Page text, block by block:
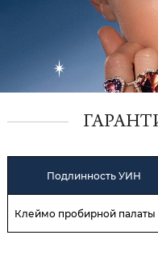
Подлинность УИН
Клеймо пробирной